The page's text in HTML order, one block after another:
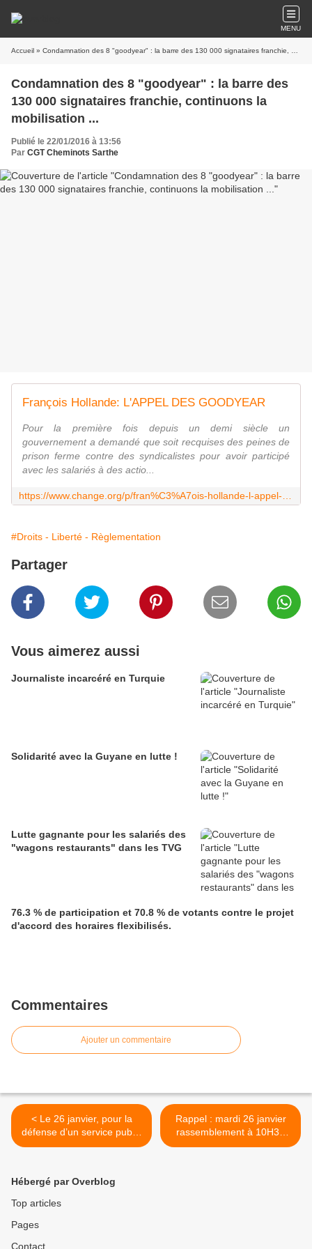
MENU
Accueil » Condamnation des 8 "goodyear" : la barre des 130 000 signataires franchie, continuons la mobilisation ...
Condamnation des 8 "goodyear" : la barre des
130 000 signataires franchie, continuons la
mobilisation ...
Publié le 22/01/2016 à 13:56
Par CGT Cheminots Sarthe
François Hollande: L'APPEL DES GOODYEAR
Pour la première fois depuis un demi siècle un
gouvernement a demandé que soit recquises des peines de
prison ferme contre des syndicalistes pour avoir participé
avec les salariés à des actio...
#Droits - Liberté - Règlementation
Partager
Vous aimerez aussi
Journaliste incarcéré en Turquie
Solidarité avec la Guyane en lutte !
Lutte gagnante pour les salariés des
"wagons restaurants" dans les TVG
76.3 % de participation et 70.8 % de votants contre le projet
d'accord des horaires flexibilisés.
Commentaires
Ajouter un commentaire
< Le 26 janvier, pour la
défense d’un service public
de qualité au service des
Rappel : mardi 26 janvier
rassemblement à 10H30
place des Comtes du Mains
Hébergé par Overblog
Top articles
Pages
Contact